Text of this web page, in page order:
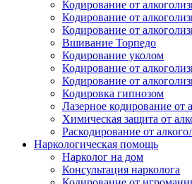
Кодирование от
Кодирование от
Кодирование от
Вшивание Торпедо
Кодирование уколом
Кодирование от
Кодирование от
Кодировка гипнозом
Лазерное кодирование от
Химическая защита от
Раскодирование от
Наркологическая помощь
Нарколог на дом
Консультация нарколога